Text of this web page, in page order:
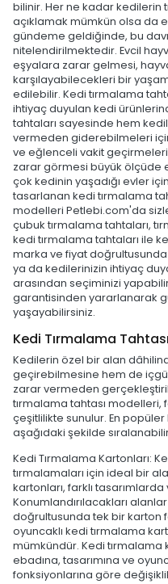
bilinir. Her ne kadar kedilerin
açıklamak mümkün olsa da
gündeme geldiğinde, bu
nitelendirilmektedir. Evcil
eşyalara zarar gelmesi,
karşılayabilecekleri bir
edilebilir. Kedi tırmalama
ihtiyaç duyulan kedi
tahtaları sayesinde hem
vermeden giderebilmeleri
ve eğlenceli vakit
zarar görmesi büyük ölçüde
çok kedinin yaşadığı evler
tasarlanan kedi tırmalama
modelleri Petlebi.com'da
çubuk tırmalama tahtaları,
kedi tırmalama tahtaları ile
marka ve fiyat
ya da kedilerinizin ihtiyaç
arasından seçiminizi
garantisinden yararlanarak
yaşayabilirsiniz.
Kedi Tırmalama
Kedilerin özel bir alan
geçirebilmesine hem de
zarar vermeden
tırmalama tahtası modelleri,
çeşitlilikte sunulur. En
aşağıdaki şekilde
Kedi Tırmalama Kartonları:
tırmalamaları için ideal bir
kartonları, farklı
Konumlandırılacakları
doğrultusunda tek bir karton
oyuncaklı kedi tırmalama
mümkündür. Kedi tırmalama
ebadına, tasarımına ve
fonksiyonlarına göre